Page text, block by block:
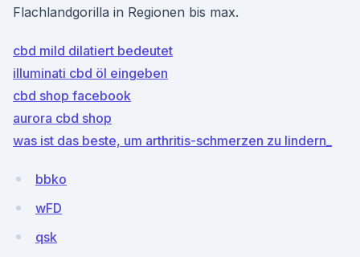
Flachlandgorilla in Regionen bis max.
cbd mild dilatiert bedeutet
illuminati cbd öl eingeben
cbd shop facebook
aurora cbd shop
was ist das beste, um arthritis-schmerzen zu lindern_
bbko
wFD
qsk